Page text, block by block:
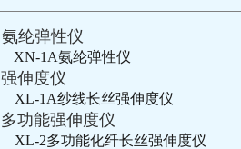
氨纶弹性仪
XN-1A氨纶弹性仪
强伸度仪
XL-1A纱线长丝强伸度仪
多功能强伸度仪
XL-2多功能化纤长丝强伸度仪